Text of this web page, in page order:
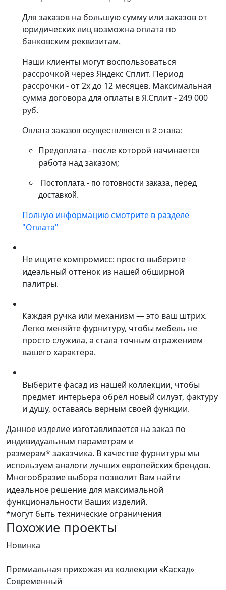
Для заказов на большую сумму или заказов от
юридических лиц возможна оплата по
банковским реквизитам.
Наши клиенты могут воспользоваться
рассрочкой через Яндекс Сплит. Период
рассрочки - от 2х до 12 месяцев. Максимальная
сумма договора для оплаты в Я.Сплит - 249 000
руб.
Оплата заказов осуществляется в 2 этапа:
Предоплата - после которой начинается
работа над заказом;
Постоплата - по готовности заказа, перед
доставкой.
Полную информацию смотрите в разделе
"Оплата"
Не ищите компромисс: просто выберите
идеальный оттенок из нашей обширной
палитры.
Каждая ручка или механизм — это ваш штрих.
Легко меняйте фурнитуру, чтобы мебель не
просто служила, а стала точным отражением
вашего характера.
Выберите фасад из нашей коллекции, чтобы
предмет интерьера обрёл новый силуэт, фактуру
и душу, оставаясь верным своей функции.
Данное изделие изготавливается на заказ по
индивидуальным параметрам и
размерам* заказчика. В качестве фурнитуры мы
используем аналоги лучших европейских брендов.
Многообразие выбора позволит Вам найти
идеальное решение для максимальной
функциональности Ваших изделий.
*могут быть технические ограничения
Похожие проекты
Новинка
Премиальная прихожая из коллекции «Каскад»
Современный